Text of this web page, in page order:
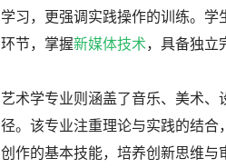
学习，更强调实践操作的训练。
环节，掌握新媒体技术，具备独立
艺术学专业则涵盖了音乐、美术
径。该专业注重理论与实践的结
创作的基本技能，培养创新思维